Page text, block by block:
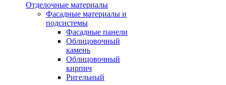
Отделочные материалы
Фасадные материалы и
подсистемы
Фасадные панели
Облицовочный
камень
Облицовочный
кирпич
Ригельный